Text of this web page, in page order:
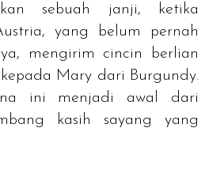
sebuah janji, ketika
yang belum pernah
mengirim cincin berlian
Mary dari Burgundy.
ini menjadi awal dari
kasih sayang yang